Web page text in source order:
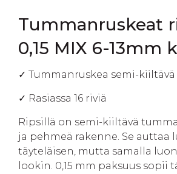
Tummanruskeat
0,15 MIX 6-13mm
✓ Tummanruskea semi-
✓ Rasiassa 16 riviä
Ripsillä on semi-kiiltävä
ja pehmeä rakenne. Se auttaa
täyteläisen, mutta samalla
lookin. 0,15 mm paksuus sopii